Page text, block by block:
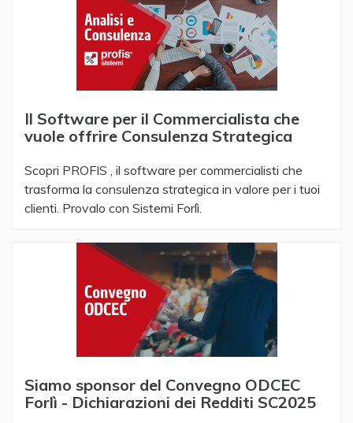
Il Software per il Commercialista che
vuole offrire Consulenza Strategica
Scopri PROFIS , il software per commercialisti che
trasforma la consulenza strategica in valore per i tuoi
clienti. Provalo con Sistemi Forlì.
Siamo sponsor del Convegno ODCEC
Forlì - Dichiarazioni dei Redditi SC2025